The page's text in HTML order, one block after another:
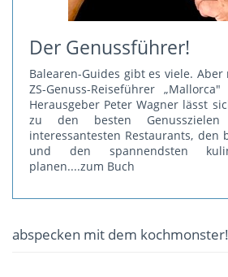
Der Genussführer!
Balearen-Guides gibt es viele.
ZS-Genuss-Reiseführer
Herausgeber Peter Wagner lässt
zu den besten
interessantesten Restaurants, den
und den spannendsten
planen....zum Buch
abspecken mit dem kochmonster!